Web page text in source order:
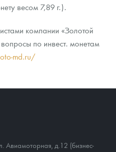
весом 7,89 г.).
компании «Золотой
по инвест. монетам
md.ru/
Авиамоторная, д.12 (бизнес-